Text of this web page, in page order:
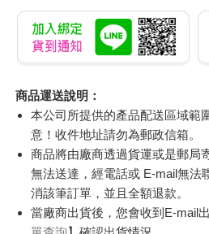
商品運送說明：
本公司所提供的產品配送區域範
意！收件地址請勿為郵政信箱。
商品將由廠商透過貨運或是郵局
無法送達，經電話或 E-mail無法
消該筆訂單，並且全額退款。
當廠商出貨後，您會收到E-mail